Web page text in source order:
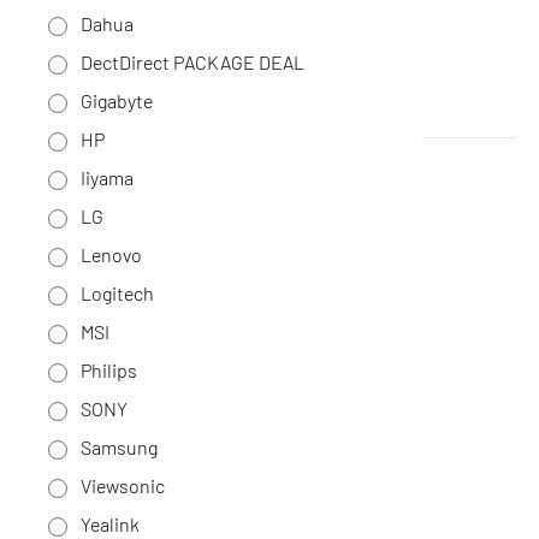
Dahua
DectDirect PACKAGE DEAL
Gigabyte
HP
Iiyama
LG
Lenovo
Logitech
MSI
Philips
SONY
Samsung
Viewsonic
Yealink
MSI MAG 27CQ6F
Geen voorraad
175,-
144,63 excl. BTW